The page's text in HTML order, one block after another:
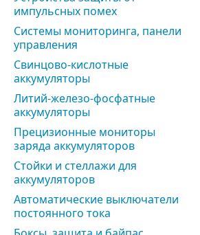
импульсных помех
Системы мониторинга, панели
управления
Свинцово-кислотные
аккумуляторы
Литий-железо-фосфатные
аккумуляторы
Прецизионные мониторы
заряда аккумуляторов
Стойки и стеллажи для
аккумуляторов
Автоматические выключатели
постоянного тока